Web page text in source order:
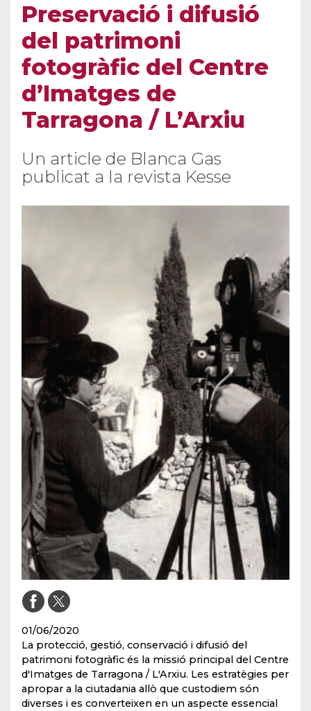
Preservació i difusió
del patrimoni
fotogràfic del Centre
d’Imatges de
Tarragona / L’Arxiu
Un article de Blanca Gas
publicat a la revista Kesse
01/06/2020
La protecció, gestió, conservació i difusió del
patrimoni fotogràfic és la missió principal del Centre
d'Imatges de Tarragona / L'Arxiu. Les estratègies per
apropar a la ciutadania allò que custodiem són
diverses i es converteixen en un aspecte essencial